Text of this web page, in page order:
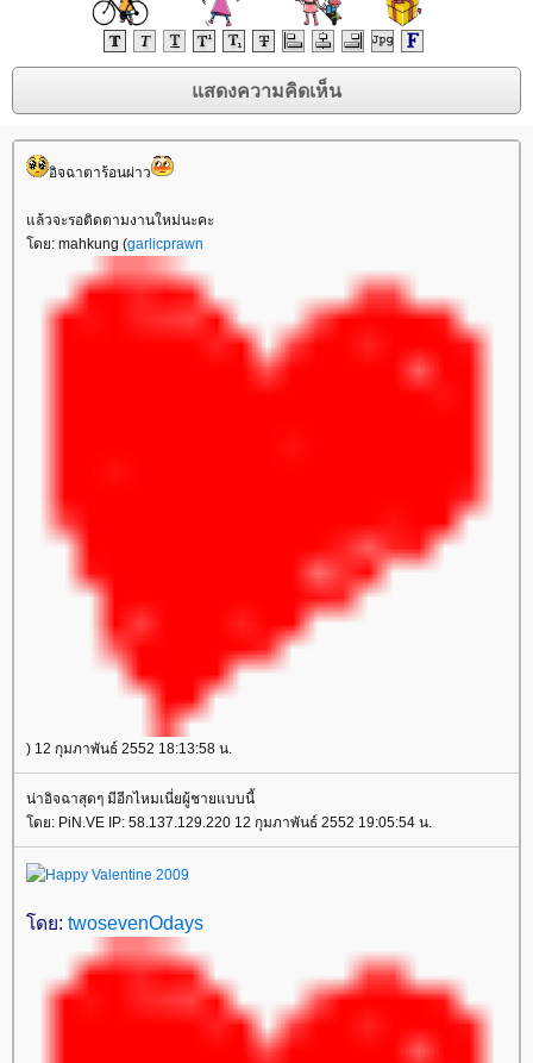
อิจฉาตาร้อนผ่าว
ล้วจะรอติดตามงานใหม่นะคะ
ดย: mahkung (garlicprawn
) 12 กุมภาพันธ์ 2552 18:13:58 น.
น่าอิจฉาสุดๆ มีอีกไหมเนี่ยผู้ชายแบบนี้
ดย: PiN.VE IP: 58.137.129.220 12 กุมภาพันธ์ 2552 19:05:54 น.
ดย: twosevenOdays